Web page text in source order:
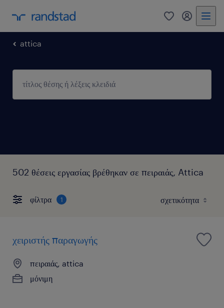
0 my
attica
502 θέσεις εργασίας βρέθηκαν σε πειραιάς, Attica
φίλτρα 1
χειριστής παραγωγής
πειραιάς, attica
μόνιμη